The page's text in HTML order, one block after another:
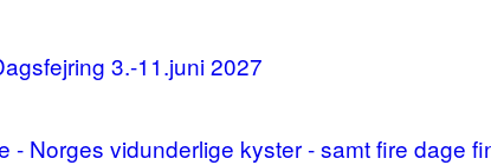
3.-11.juni 2027
- Norges vidunderlige kyster - samt fire dage